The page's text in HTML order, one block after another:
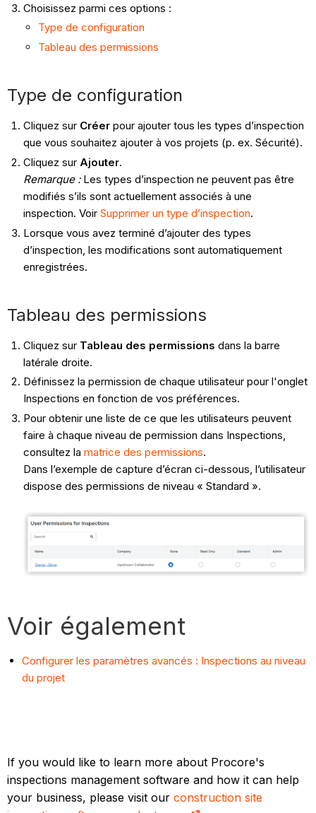
Choisissez parmi ces options :
Type de configuration
Tableau des permissions
Type de configuration
Cliquez sur Créerpour ajouter tous les types d’inspection
que vous souhaitez ajouter à vos projets (p. ex. Sécurité).
Cliquez sur Ajouter.
Remarque : Les types d’inspection ne peuvent pas être
modifiés s’ils sont actuellement associés à une
inspection. Voir Supprimer un type d’inspection.
Lorsque vous avez terminé d’ajouter des types
d’inspection, les modifications sont automatiquement
enregistrées.
Tableau des permissions
Cliquez sur Tableau des permissions dans la barre
latérale droite.
Définissez la permission de chaque utilisateur pour l'onglet
Inspections en fonction de vos préférences.
Pour obtenir une liste de ce que les utilisateurs peuvent
faire à chaque niveau de permission dans Inspections,
consultez la matrice des permissions.
Dans l’exemple de capture d’écran ci-dessous, l’utilisateur
dispose des permissions de niveau « Standard ».
Voir également
Configurer les paramètres avancés : Inspections au niveau
du projet
If you would like to learn more about Procore's
inspections management software and how it can help
your business, please visit ourconstruction site